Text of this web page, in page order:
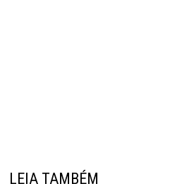
LEIA TAMBÉM